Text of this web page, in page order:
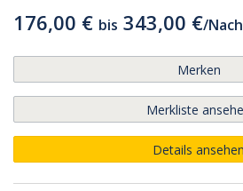
176,00 € bis 343,00 €/
Merken
Merkliste
Details ansehen